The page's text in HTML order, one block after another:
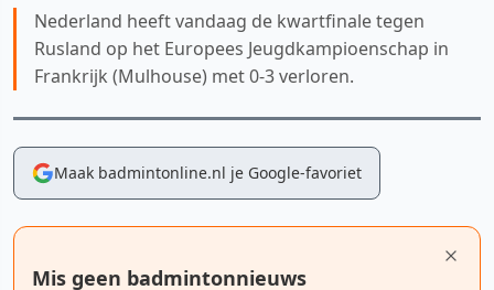
Nederland heeft vandaag de kwartfinale tegen
Rusland op het Europees Jeugdkampioenschap in
Frankrijk (Mulhouse) met 0-3 verloren.
Maak badmintonline.nl je Google-favoriet
Mis geen badmintonnieuws